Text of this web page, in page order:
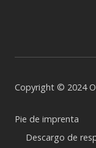
Copyright © 2024
Pie de imprenta
Descargo de